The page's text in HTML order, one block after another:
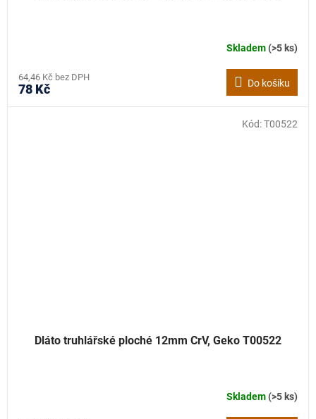
Skladem(>5 ks)
64,46 Kč bez DPH
78 Kč Do košíku
Dláto truhlářské ploché 12mm CrV, Geko T00522
Skladem(>5 ks)
Kód:T00522